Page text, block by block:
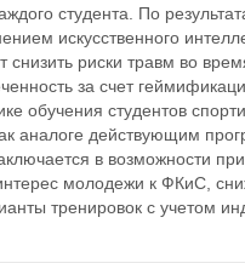
студента. По
искусственного
снизить риски травм во
за счет
обучения студентов
действующим
в возможности
молодежи к ФКиС,
тренировок с учетом